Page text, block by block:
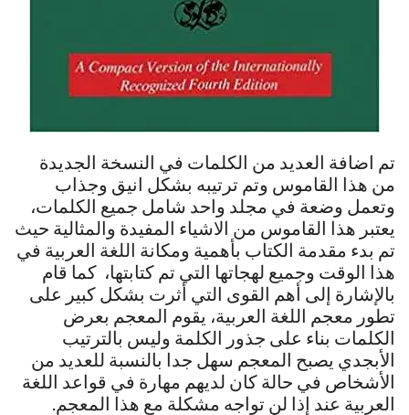
تم اضافة العديد من الكلمات في النسخة الجديدة
من هذا القاموس وتم ترتيبه بشكل انيق وجذاب
وتعمل وضعة في مجلد واحد شامل جميع الكلمات،
يعتبر هذا القاموس من الاشياء المفيدة والمثالية حيث
تم بدء مقدمة الكتاب بأهمية ومكانة اللغة العربية في
هذا الوقت وجميع لهجاتها التي تم كتابتها، كما قام
بالإشارة إلى أهم القوى التي أثرت بشكل كبير على
تطور معجم اللغة العربية، يقوم المعجم بعرض
الكلمات بناء على جذور الكلمة وليس بالترتيب
الأبجدي يصبح المعجم سهل جدا بالنسبة للعديد من
الأشخاص في حالة كان لديهم مهارة في قواعد اللغة
العربية عند إذا لن تواجه مشكلة مع هذا المعجم.